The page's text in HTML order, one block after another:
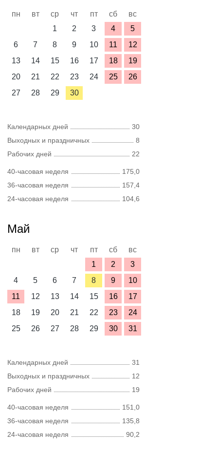
пн вт ср чт пт сб
вс
1
2 3 4
5
6
7 8 9 10 11
12
13
14 15 16 17 18
19
20
21 22 23 24 25
26
27
28 29 30
Календарных дней
30
Выходных и праздничных
8
Рабочих дней
22
40-часовая неделя
175,0
36-часовая неделя
157,4
24-часовая неделя
104,6
Май
пн вт ср чт пт сб
вс
1
2
3
4
5 6 7 8 9
10
11
12 13 14 15 16
17
18
19 20 21 22 23
24
25
26 27 28 29 30 31
Календарных дней
31
Выходных и праздничных
12
Рабочих дней
19
40-часовая неделя
151,0
36-часовая неделя
135,8
24-часовая неделя
90,2